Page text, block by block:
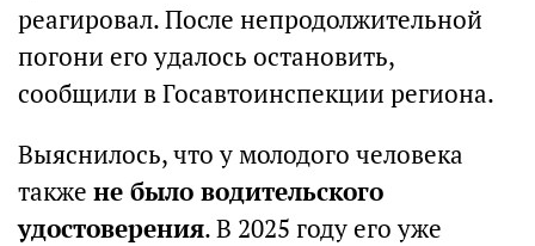
реагировал. После непродолжительной
погони его удалось остановить,
сообщили в Госавтоинспекции региона.
Выяснилось, что у молодого человека
также не было водительского
удостоверения. В 2025 году его уже